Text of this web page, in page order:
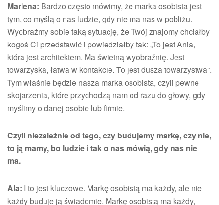
Marlena: Bardzo często mówimy, że marka osobista jest
tym, co myślą o nas ludzie, gdy nie ma nas w pobliżu.
Wyobraźmy sobie taką sytuację, że Twój znajomy chciałby
kogoś Ci przedstawić i powiedziałby tak: „To jest Ania,
która jest architektem. Ma świetną wyobraźnię. Jest
towarzyska, łatwa w kontakcie. To jest dusza towarzystwa”.
Tym właśnie będzie nasza marka osobista, czyli pewne
skojarzenia, które przychodzą nam od razu do głowy, gdy
myślimy o danej osobie lub firmie.
Czyli niezależnie od tego, czy budujemy markę, czy nie,
to ją mamy, bo ludzie i tak o nas mówią, gdy nas nie
ma.
Ala: I to jest kluczowe. Markę osobistą ma każdy, ale nie
każdy buduje ją świadomie. Markę osobistą ma każdy,